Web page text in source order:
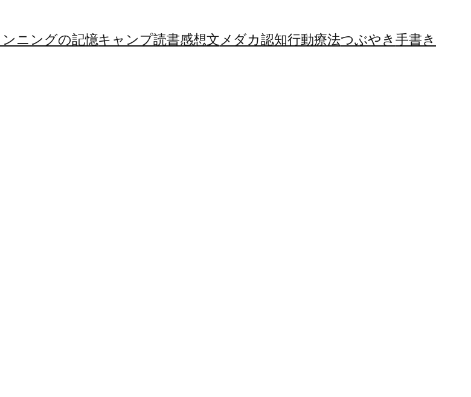
ニングの記憶キャンプ読書感想文メダカ認知行動療法つぶやき手書き